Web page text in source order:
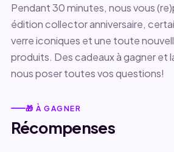
Pendant 30 minutes, nous vous
édition collector anniversaire,
verre iconiques et une toute
produits. Des cadeaux à gagner et
nous poser toutes vos questions!
🎁 À GAGNER
Récompenses